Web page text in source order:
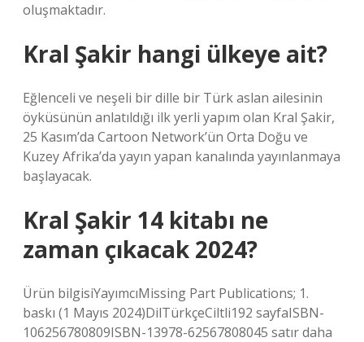
oluşmaktadır.
Kral Şakir hangi ülkeye ait?
Eğlenceli ve neşeli bir dille bir Türk aslan ailesinin
öyküsünün anlatıldığı ilk yerli yapım olan Kral Şakir,
25 Kasım’da Cartoon Network’ün Orta Doğu ve
Kuzey Afrika’da yayın yapan kanalında yayınlanmaya
başlayacak.
Kral Şakir 14 kitabı ne
zaman çıkacak 2024?
Ürün bilgisiYayımcı‎Missing Part Publications; 1.
baskı (1 Mayıs 2024)Dil‎TürkçeCiltli‎192 sayfaISBN-
10‎6256780809ISBN-13‎978-62567808045 satır daha